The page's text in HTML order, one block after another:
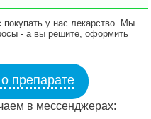
у нас лекарство. Мы
- а вы решите, оформить
препарате
в мессенджерах: